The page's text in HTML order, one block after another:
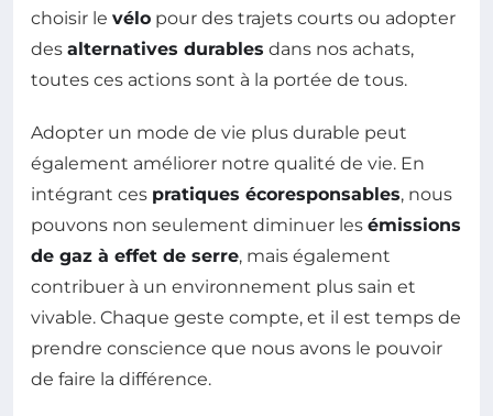
choisir le vélo pour des trajets courts ou adopter
des alternatives durables dans nos achats,
toutes ces actions sont à la portée de tous.
Adopter un mode de vie plus durable peut
également améliorer notre qualité de vie. En
intégrant ces pratiques écoresponsables, nous
pouvons non seulement diminuer les émissions
de gaz à effet de serre, mais également
contribuer à un environnement plus sain et
vivable. Chaque geste compte, et il est temps de
prendre conscience que nous avons le pouvoir
de faire la différence.